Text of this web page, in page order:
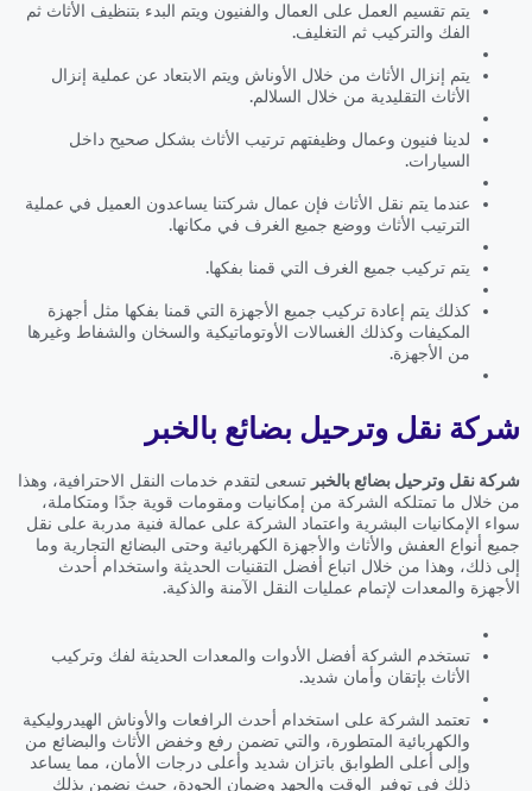
يتم تقسيم العمل على العمال والفنيون ويتم البدء بتنظيف الأثاث ثم
الفك والتركيب ثم التغليف.
يتم إنزال الأثاث من خلال الأوناش ويتم الابتعاد عن عملية إنزال
الأثاث التقليدية من خلال السلالم.
لدينا فنيون وعمال وظيفتهم ترتيب الأثاث بشكل صحيح داخل
السيارات.
عندما يتم نقل الأثاث فإن عمال شركتنا يساعدون العميل في عملية
الترتيب الأثاث ووضع جميع الغرف في مكانها.
يتم تركيب جميع الغرف التي قمنا بفكها.
كذلك يتم إعادة تركيب جميع الأجهزة التي قمنا بفكها مثل أجهزة
المكيفات وكذلك الغسالات الأوتوماتيكية والسخان والشفاط وغيرها
من الأجهزة.
شركة نقل وترحيل بضائع بالخبر
شركة نقل وترحيل بضائع بالخبر تسعى لتقدم خدمات النقل الاحترافية، وهذا
من خلال ما تمتلكه الشركة من إمكانيات ومقومات قوية جدًا ومتكاملة،
سواء الإمكانيات البشرية واعتماد الشركة على عمالة فنية مدربة على نقل
جميع أنواع العفش والأثاث والأجهزة الكهربائية وحتى البضائع التجارية وما
إلى ذلك، وهذا من خلال اتباع أفضل التقنيات الحديثة واستخدام أحدث
الأجهزة والمعدات لإتمام عمليات النقل الآمنة والذكية.
تستخدم الشركة أفضل الأدوات والمعدات الحديثة لفك وتركيب
الأثاث بإتقان وأمان شديد.
تعتمد الشركة على استخدام أحدث الرافعات والأوناش الهيدروليكية
والكهربائية المتطورة، والتي تضمن رفع وخفض الأثاث والبضائع من
وإلى أعلى الطوابق باتزان شديد وأعلى درجات الأمان، مما يساعد
ذلك في توفير الوقت والجهد وضمان الجودة، حيث نضمن بذلك